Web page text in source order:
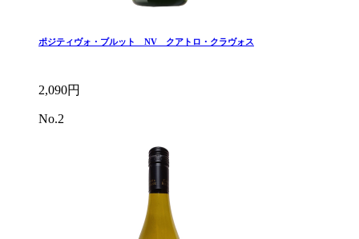
ポジティヴォ・ブルット NV クアトロ・クラヴォス
2,090円
No.2